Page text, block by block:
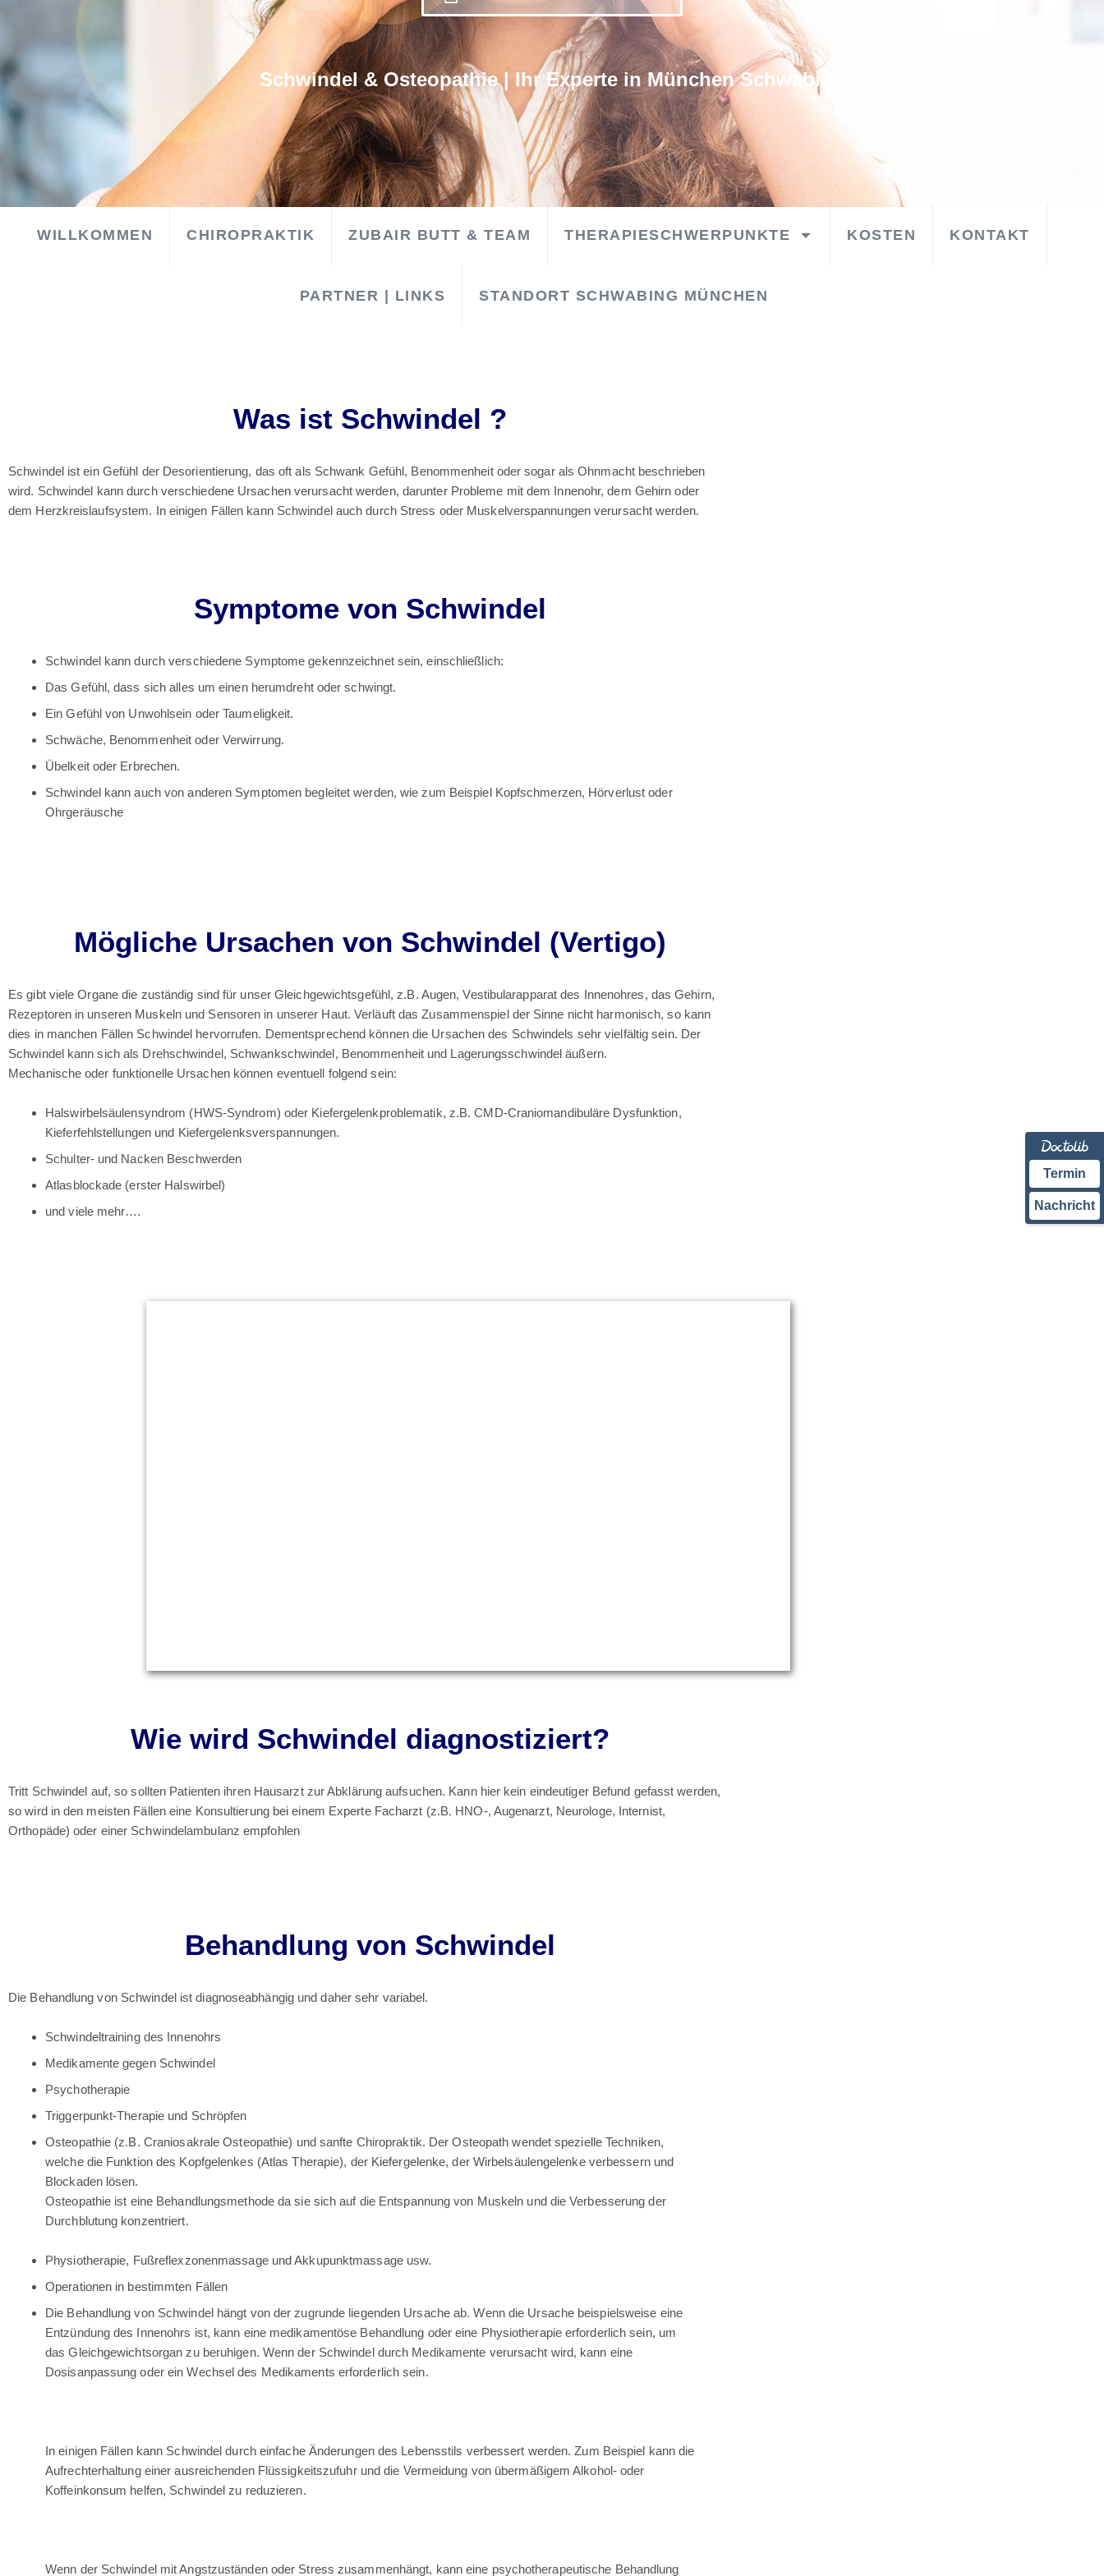
Schwindel & Osteopathie | Ihr Experte in München Schwabing
WILLKOMMEN CHIROPRAKTIK ZUBAIR BUTT & TEAM THERAPIESCHWERPUNKTE KOSTEN KONTAKT
PARTNER | LINKS STANDORT SCHWABING MÜNCHEN
Was ist Schwindel ?
Schwindel ist ein Gefühl der Desorientierung, das oft als Schwank Gefühl, Benommenheit oder sogar als Ohnmacht beschrieben
wird. Schwindel kann durch verschiedene Ursachen verursacht werden, darunter Probleme mit dem Innenohr, dem Gehirn oder
dem Herzkreislaufsystem. In einigen Fällen kann Schwindel auch durch Stress oder Muskelverspannungen verursacht werden.
Symptome von Schwindel
Schwindel kann durch verschiedene Symptome gekennzeichnet sein, einschließlich:
Das Gefühl, dass sich alles um einen herumdreht oder schwingt.
Ein Gefühl von Unwohlsein oder Taumeligkeit.
Schwäche, Benommenheit oder Verwirrung.
Übelkeit oder Erbrechen.
Schwindel kann auch von anderen Symptomen begleitet werden, wie zum Beispiel Kopfschmerzen, Hörverlust oder
Ohrgeräusche
Mögliche Ursachen von Schwindel (Vertigo)
Es gibt viele Organe die zuständig sind für unser Gleichgewichtsgefühl, z.B. Augen, Vestibularapparat des Innenohres, das Gehirn,
Rezeptoren in unseren Muskeln und Sensoren in unserer Haut. Verläuft das Zusammenspiel der Sinne nicht harmonisch, so kann
dies in manchen Fällen Schwindel hervorrufen. Dementsprechend können die Ursachen des Schwindels sehr vielfältig sein. Der
Schwindel kann sich als Drehschwindel, Schwankschwindel, Benommenheit und Lagerungsschwindel äußern.
Mechanische oder funktionelle Ursachen können eventuell folgend sein:
Halswirbelsäulensyndrom (HWS-Syndrom) oder Kiefergelenkproblematik, z.B. CMD-Craniomandibuläre Dysfunktion,
Kieferfehlstellungen und Kiefergelenksverspannungen.
Schulter- und Nacken Beschwerden
Atlasblockade (erster Halswirbel)
und viele mehr….
Wie wird Schwindel diagnostiziert?
Tritt Schwindel auf, so sollten Patienten ihren Hausarzt zur Abklärung aufsuchen. Kann hier kein eindeutiger Befund gefasst werden,
so wird in den meisten Fällen eine Konsultierung bei einem Experte Facharzt (z.B. HNO-, Augenarzt, Neurologe, Internist,
Orthopäde) oder einer Schwindelambulanz empfohlen
Behandlung von Schwindel
Die Behandlung von Schwindel ist diagnoseabhängig und daher sehr variabel.
Schwindeltraining des Innenohrs
Medikamente gegen Schwindel
Psychotherapie
Triggerpunkt-Therapie und Schröpfen
Osteopathie (z.B. Craniosakrale Osteopathie) und sanfte Chiropraktik. Der Osteopath wendet spezielle Techniken,
welche die Funktion des Kopfgelenkes (Atlas Therapie), der Kiefergelenke, der Wirbelsäulengelenke verbessern und
Blockaden lösen.
Osteopathie ist eine Behandlungsmethode da sie sich auf die Entspannung von Muskeln und die Verbesserung der
Durchblutung konzentriert.
Physiotherapie, Fußreflexzonenmassage und Akkupunktmassage usw.
Operationen in bestimmten Fällen
Die Behandlung von Schwindel hängt von der zugrunde liegenden Ursache ab. Wenn die Ursache beispielsweise eine
Entzündung des Innenohrs ist, kann eine medikamentöse Behandlung oder eine Physiotherapie erforderlich sein, um
das Gleichgewichtsorgan zu beruhigen. Wenn der Schwindel durch Medikamente verursacht wird, kann eine
Dosisanpassung oder ein Wechsel des Medikaments erforderlich sein.
In einigen Fällen kann Schwindel durch einfache Änderungen des Lebensstils verbessert werden. Zum Beispiel kann die
Aufrechterhaltung einer ausreichenden Flüssigkeitszufuhr und die Vermeidung von übermäßigem Alkohol- oder
Koffeinkonsum helfen, Schwindel zu reduzieren.
Wenn der Schwindel mit Angstzuständen oder Stress zusammenhängt, kann eine psychotherapeutische Behandlung
Termin
Nachricht